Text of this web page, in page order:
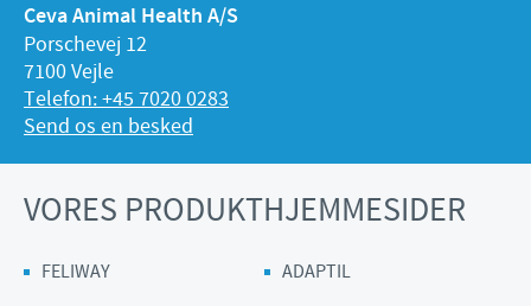
Ceva Animal Health A/S
Porschevej 12
7100 Vejle
Telefon: +45 7020 0283
Send os en besked
VORES PRODUKTHJEMMESIDER
FELIWAY
ADAPTIL